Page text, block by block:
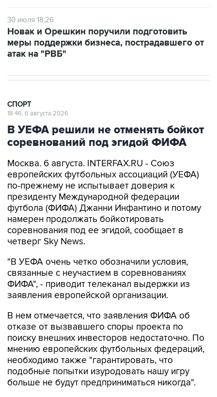
30 июля 18:26
Новак и Орешкин поручили подготовить
меры поддержки бизнеса, пострадавшего от
атак на "РВБ"
СПОРТ
18:46, 6 августа 2026
В УЕФА решили не отменять бойкот
соревнований под эгидой ФИФА
Москва. 6 августа. INTERFAX.RU - Союз
европейских футбольных ассоциаций (УЕФА)
по-прежнему не испытывает доверия к
президенту Международной федерации
футбола (ФИФА) Джанни Инфантино и потому
намерен продолжать бойкотировать
соревнования под ее эгидой, сообщает в
четверг Sky News.
"В УЕФА очень четко обозначили условия,
связанные с неучастием в соревнованиях
ФИФА", - приводит телеканал выдержки из
заявления европейской организации.
В нем отмечается, что заявления ФИФА об
отказе от вызвавшего споры проекта по
поиску внешних инвесторов недостаточно. По
мнению европейских футбольных федераций,
необходимо также "гарантировать, что
подобные попытки изуродовать нашу игру
больше не будут предприниматься никогда".